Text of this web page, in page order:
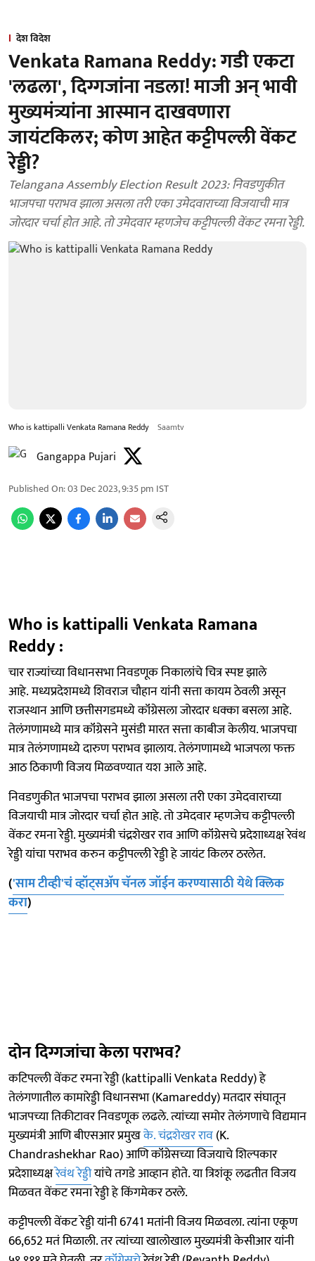
देश विदेश
Venkata Ramana Reddy: गडी एकटा
'लढला', दिग्गजांना नडला! माजी अन् भावी
मुख्यमंत्र्यांना आस्मान दाखवणारा
जायंटकिलर; कोण आहेत कट्टीपल्ली वेंकट
रेड्डी?
Telangana Assembly Election Result 2023: निवडणुकीत
भाजपचा पराभव झाला असला तरी एका उमेदवाराच्या विजयाची मात्र
जोरदार चर्चा होत आहे. तो उमेदवार म्हणजेच कट्टीपल्ली वेंकट रमना रेड्डी.
Who is kattipalli Venkata Ramana Reddy Saamtv
Gangappa Pujari
Published On:03 Dec 2023, 9:35 pm IST
Who is kattipalli Venkata Ramana
Reddy :
चार राज्यांच्या विधानसभा निवडणूक निकालांचे चित्र स्पष्ट झाले
आहे. मध्यप्रदेशमध्ये शिवराज चौहान यांनी सत्ता कायम ठेवली असून
राजस्थान आणि छत्तीसगडमध्ये कॉंग्रेसला जोरदार धक्का बसला आहे.
तेलंगणामध्ये मात्र कॉंग्रेसने मुसंडी मारत सत्ता काबीज केलीय. भाजपचा
मात्र तेलंगणामध्ये दारुण पराभव झालाय. तेलंगणामध्ये भाजपला फक्त
आठ ठिकाणी विजय मिळवण्यात यश आले आहे.
निवडणुकीत भाजपचा पराभव झाला असला तरी एका उमेदवाराच्या
विजयाची मात्र जोरदार चर्चा होत आहे. तो उमेदवार म्हणजेच कट्टीपल्ली
वेंकट रमना रेड्डी. मुख्यमंत्री चंद्रशेखर राव आणि कॉंग्रेसचे प्रदेशाध्यक्ष रेवंथ
रेड्डी यांचा पराभव करुन कट्टीपल्ली रेड्डी हे जायंट किलर ठरलेत.
('साम टीव्ही'चं व्हॉट्सअ‍ॅप चॅनल जॉईन करण्यासाठी येथे क्लिक
करा)
दोन दिग्गजांचा केला पराभव?
कटिपल्ली वेंकट रमना रेड्डी (kattipalli Venkata Reddy) हे
तेलंगणातील कामारेड्डी विधानसभा (Kamareddy) मतदार संघातून
भाजपच्या तिकीटावर निवडणूक लढले. त्यांच्या समोर तेलंगणाचे विद्यमान
मुख्यमंत्री आणि बीएसआर प्रमुखके. चंद्रशेखर राव(K.
Chandrashekhar Rao) आणि कॉंग्रेसच्या विजयाचे शिल्पकार
प्रदेशाध्यक्षरेवंथ रेड्डीयांचे तगडे आव्हान होते. या त्रिशंकू लढतीत विजय
मिळवत वेंकट रमना रेड्डी हे किंगमेकर ठरले.
कट्टीपल्ली वेंकट रेड्डी यांनी 6741 मतांनी विजय मिळवला. त्यांना एकूण
66,652 मतं मिळाली. तर त्यांच्या खालोखाल मुख्यमंत्री केसीआर यांनी